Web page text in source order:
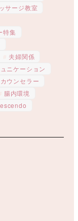
サージ教室
特集
夫婦関係
ニケーション
ウンセラー
腸内環境